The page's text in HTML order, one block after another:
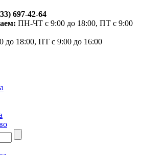
697-42-64
ПН-ЧТ с 9:00 до 18:00, ПТ с 9:00
до 18:00, ПТ с 9:00 до 16:00